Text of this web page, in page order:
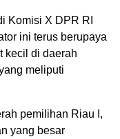
Komisi X DPR RI
ini terus berupaya
kecil di daerah
meliputi
pemilihan Riau I,
yang besar